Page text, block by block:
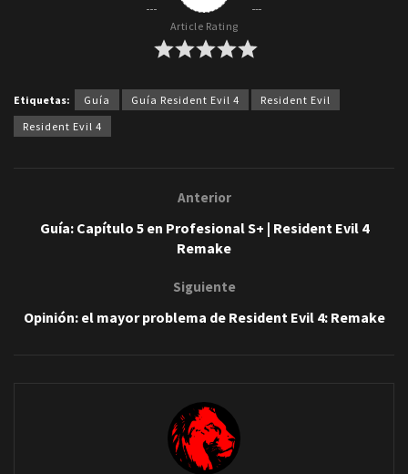
Article Rating
Etiquetas: Guía Guía Resident Evil 4
Resident Evil
Resident Evil 4
Anterior
Guía: Capítulo 5 en Profesional S+ | Resident Evil 4
Remake
Siguiente
Opinión: el mayor problema de Resident Evil 4: Remake